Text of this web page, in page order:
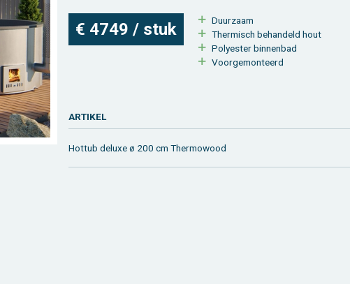
€ 4749 / stuk
Duur­zaam
Ther­misch be­han­deld hout
Po­ly­es­ter bin­nen­bad
Voor­ge­mon­teerd
AR­TI­KEL
Hot­tub de­luxe ø 200 cm Ther­mo­wood